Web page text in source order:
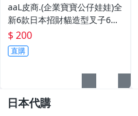
aaL皮商.(企業寶寶公仔娃娃)全
新6款日本招財貓造型叉子6
入!!--造型都不一樣值得收藏!!/
大4/-P
$ 200
直購
日本代購